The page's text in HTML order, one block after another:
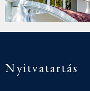
Nyitvatartás